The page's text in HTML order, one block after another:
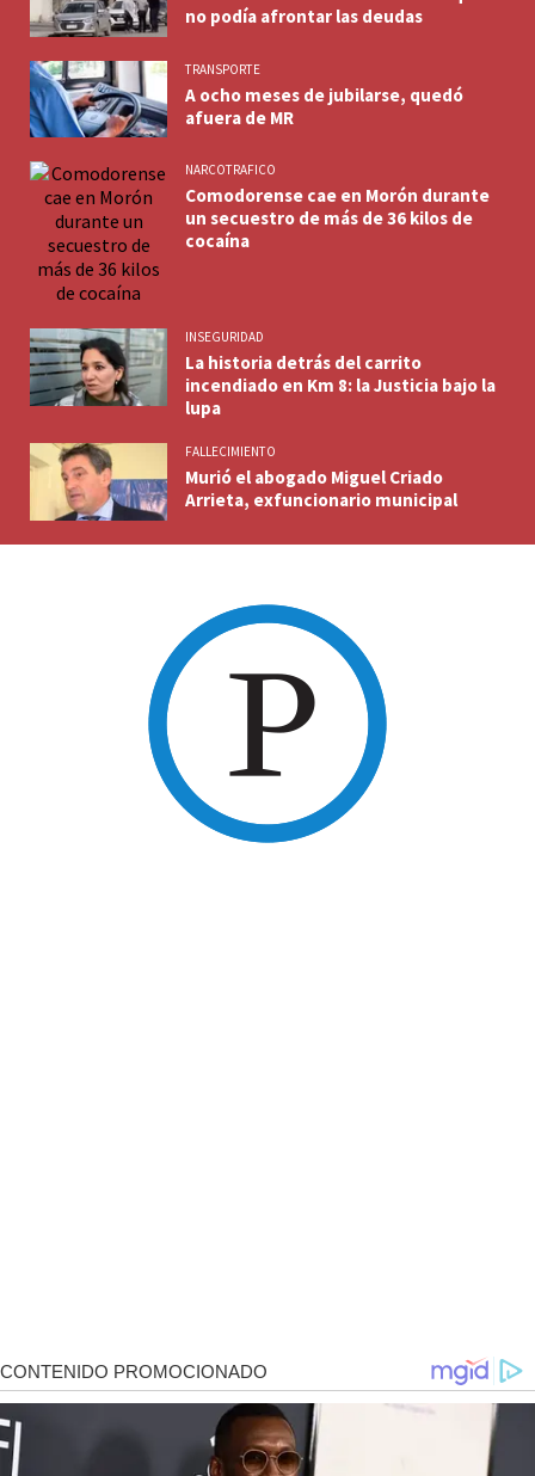
no podía afrontar las deudas
TRANSPORTE
A ocho meses de jubilarse, quedó
afuera de MR
NARCOTRAFICO
Comodorense cae en Morón durante
un secuestro de más de 36 kilos de
cocaína
INSEGURIDAD
La historia detrás del carrito
incendiado en Km 8: la Justicia bajo la
lupa
FALLECIMIENTO
Murió el abogado Miguel Criado
Arrieta, exfuncionario municipal